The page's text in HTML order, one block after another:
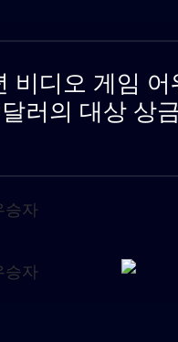
비디오 게임
러의 대상 상